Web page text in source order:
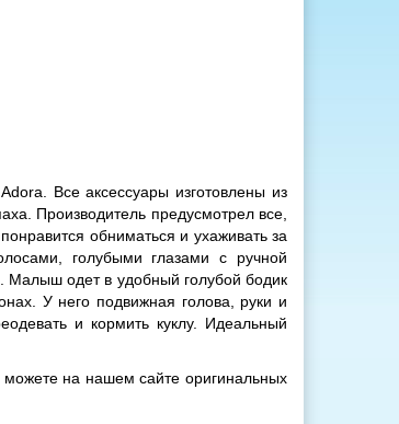
Все аксессуары изготовлены из
Производитель предусмотрел все,
обниматься и ухаживать за
голубыми глазами с ручной
одет в удобный голубой бодик
У него подвижная голова, руки и
и кормить куклу. Идеальный
на нашем сайте оригинальных